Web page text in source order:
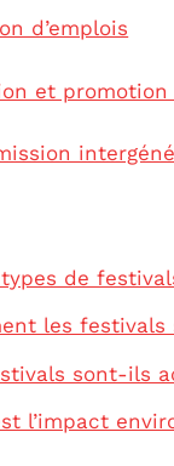
d’emplois
et
types de
les
sont-ils
l’impact